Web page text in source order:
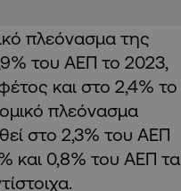
πλεόνασμα της
του ΑΕΠ το 2023,
και στο 2,4% το
πλεόνασμα
στο 2,3% του ΑΕΠ
και 0,8% του ΑΕΠ τα